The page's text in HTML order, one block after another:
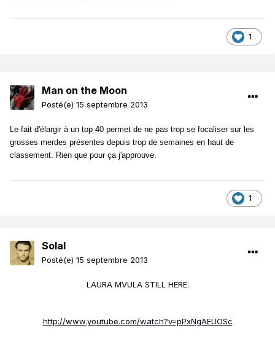
1
Man on the Moon
Posté(e) 15 septembre 2013
Le fait d'élargir à un top 40 permet de ne pas trop se focaliser sur les
grosses merdes présentes depuis trop de semaines en haut de
classement. Rien que pour ça j'approuve.
1
Solal
Posté(e) 15 septembre 2013
LAURA MVULA STILL HERE.
http://www.youtube.com/watch?v=pPxNgAEUOSc